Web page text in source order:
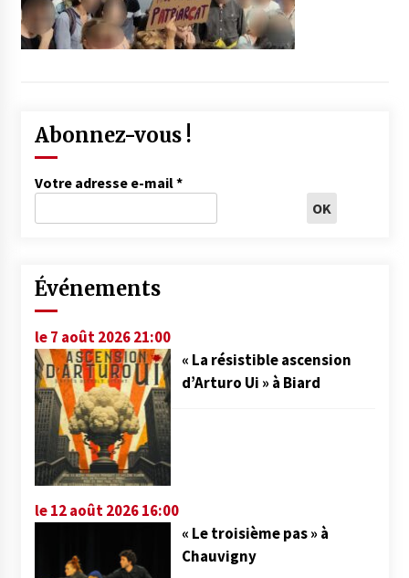
Abonnez-vous !
Votre adresse e-mail*
Événements
le 7 août 2026 21:00
« La résistible ascension
d’Arturo Ui » à Biard
le 12 août 2026 16:00
« Le troisième pas » à
Chauvigny